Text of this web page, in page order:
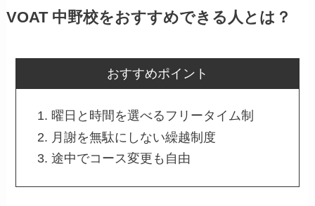
VOAT 中野校をおすすめできる人とは？
おすすめポイント
曜日と時間を選べるフリータイム制
月謝を無駄にしない繰越制度
途中でコース変更も自由